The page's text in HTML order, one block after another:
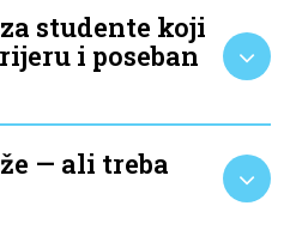
studente koji
i poseban
— ali treba